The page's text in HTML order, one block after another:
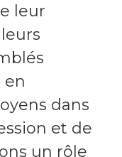
leur
en
dans
et de
un rôle